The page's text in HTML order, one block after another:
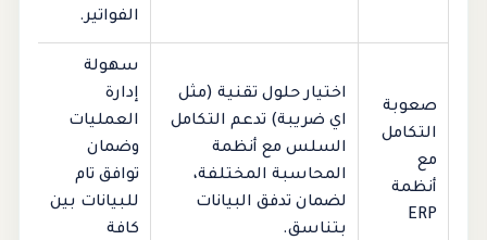
الفواتير.
صعوبة
التكامل
مع
أنظمة
ERP
اختيار حلول تقنية (مثل
اي ضريبة) تدعم التكامل
السلس مع أنظمة
المحاسبة المختلفة،
لضمان تدفق البيانات
بتناسق.
سهولة
إدارة
العمليات
وضمان
توافق تام
للبيانات بين
كافة